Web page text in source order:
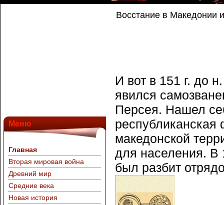
Меню
Главная
Вторая мировая война
Древний мир
Средние века
Новая история
Восстание в Македонии
И вот в 151 г. до
явился
Персея. Нашел
македонской
для населения. В
был разбит